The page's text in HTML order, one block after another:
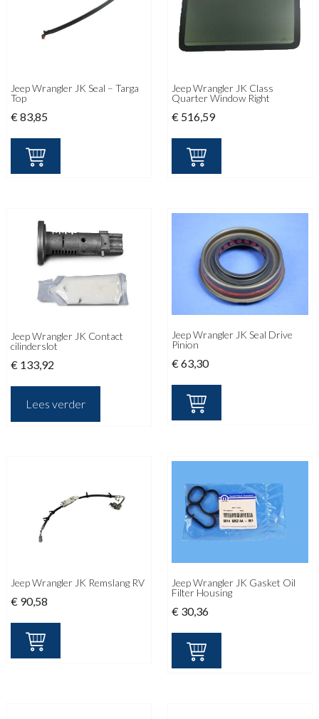
Jeep Wrangler JK Seal – Targa
Top
€83,85
Jeep Wrangler JK Class
Quarter Window Right
€ 516,59
Jeep Wrangler JK Contact
cilinderslot
€ 133,92
Lees verder
Jeep Wrangler JK Seal Drive
Pinion
€63,30
Jeep Wrangler JK Remslang RV
€ 90,58
Jeep Wrangler JK Gasket Oil
Filter Housing
€ 30,36